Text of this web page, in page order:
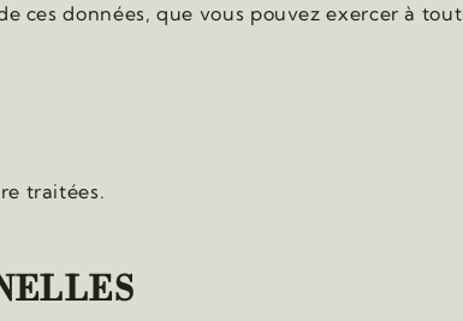
ces données, que vous pouvez exercer à tout
traitées.